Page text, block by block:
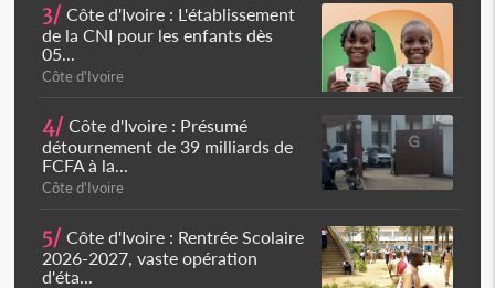
3/ Côte d'Ivoire : L'établissement
de la CNI pour les enfants dès
05...
Côte d'Ivoire
4/ Côte d'Ivoire : Présumé
détournement de 39 milliards de
FCFA à la...
Côte d'Ivoire
5/ Côte d'Ivoire : Rentrée Scolaire
2026-2027, vaste opération
d'éta...